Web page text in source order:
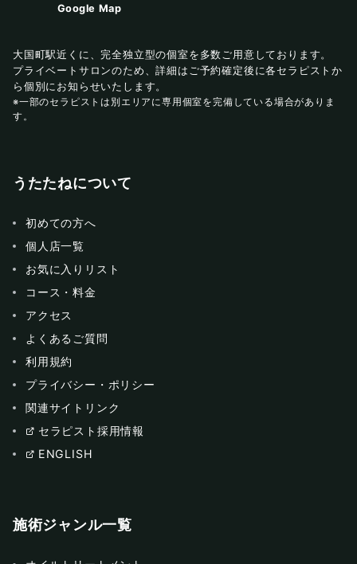
Google Map
大国町駅近くに、完全独立型の個室を多数ご用意しております。
プライベートサロンのため、詳細はご予約確定後に各セラピストか
ら個別にお知らせいたします。
※一部のセラピストは別エリアに専用個室を完備している場合がありま
す。
うたたねについて
初めての方へ
個人店一覧
お気に入りリスト
コース・料金
アクセス
よくあるご質問
利用規約
プライバシー・ポリシー
関連サイトリンク
セラピスト採用情報
ENGLISH
施術ジャンル一覧